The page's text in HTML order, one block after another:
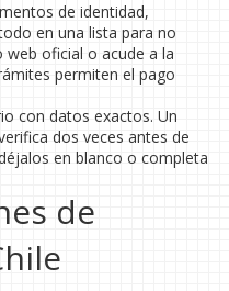
de identidad,
en una lista para no
web oficial o acude a la
permiten el pago
con datos exactos. Un
dos veces antes de
en blanco o completa
de